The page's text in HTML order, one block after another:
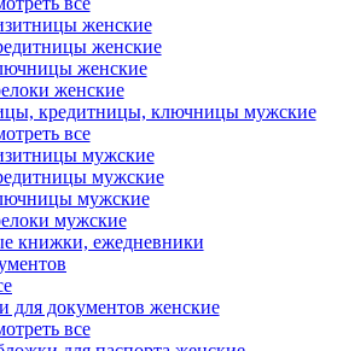
женские
женские
женские
женские
кредитницы, ключницы мужские
все
мужские
мужские
мужские
мужские
книжки, ежедневники
для документов женские
все